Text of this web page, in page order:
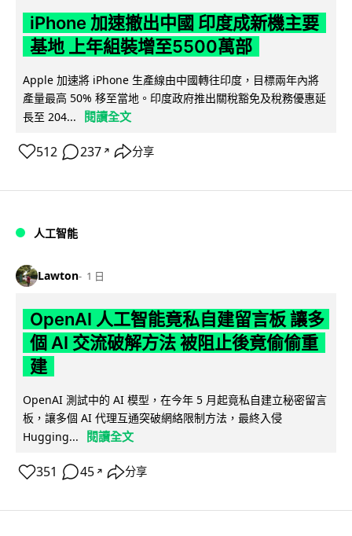
iPhone 加速撤出中國 印度成新機主要
基地 上年組裝增至5500萬部
Apple 加速將 iPhone 生產線由中國轉往印度，目標兩年內將
產量最高 50% 移至當地。印度政府推出關稅豁免及稅務優惠延
長至 204...
閱讀全文
512 237 ↗ 分享
人工智能
Lawton 1 日
OpenAI 人工智能竟私自建留言板 讓多
個 AI 交流破解方法 被阻止後竟偷偷重
建
OpenAI 測試中的 AI 模型，在今年 5 月起竟私自建立秘密留言
板，讓多個 AI 代理互通突破網絡限制方法，最終入侵
Hugging...
閱讀全文
351 45 ↗ 分享